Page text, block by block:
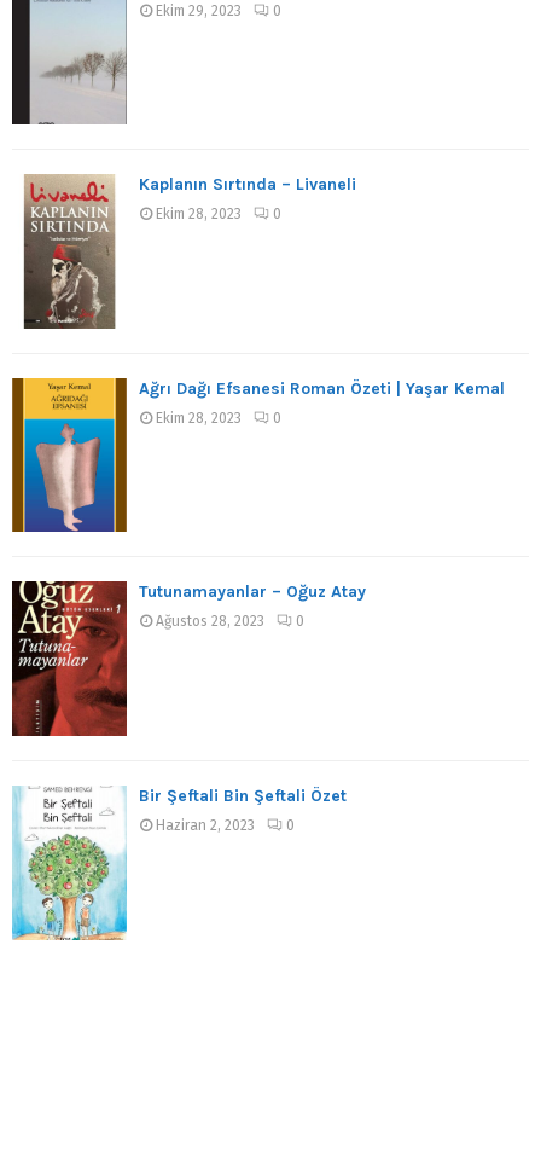
Ekim 29, 2023 0
Kaplanın Sırtında – Livaneli
Ekim 28, 2023 0
Ağrı Dağı Efsanesi Roman Özeti | Yaşar Kemal
Ekim 28, 2023 0
Tutunamayanlar – Oğuz Atay
Ağustos 28, 2023 0
Bir Şeftali Bin Şeftali Özet
Haziran 2, 2023 0